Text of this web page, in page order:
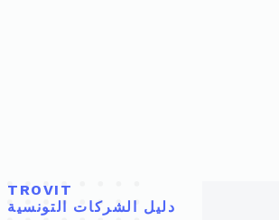
TROVIT
دليل الشركات التونسية